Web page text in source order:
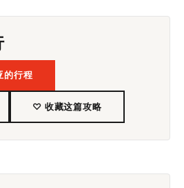
的行程
♡ 收藏这篇攻略